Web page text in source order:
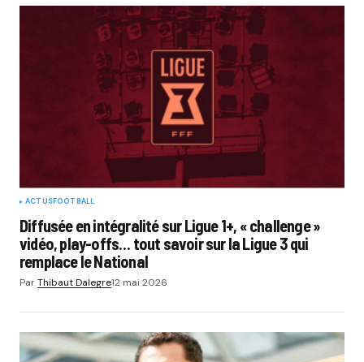
ACTUSFOOTBALL
Diffusée en intégralité sur Ligue 1+, « challenge »
vidéo, play-offs… tout savoir sur la Ligue 3 qui
remplace le National
ParThibaut Dalegre12 mai 2026